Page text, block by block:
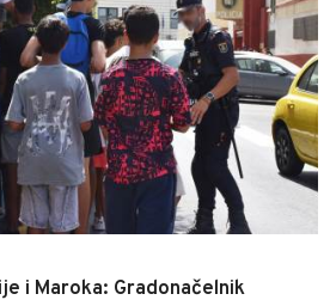
i Maroka: Gradonačelnik